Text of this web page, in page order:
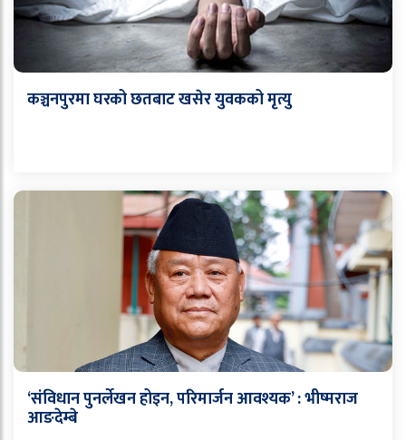
कञ्चनपुरमा घरको छतबाट खसेर युवकको मृत्यु
‘संविधान पुनर्लेखन होइन, परिमार्जन आवश्यक’ : भीष्मराज
आङदेम्बे